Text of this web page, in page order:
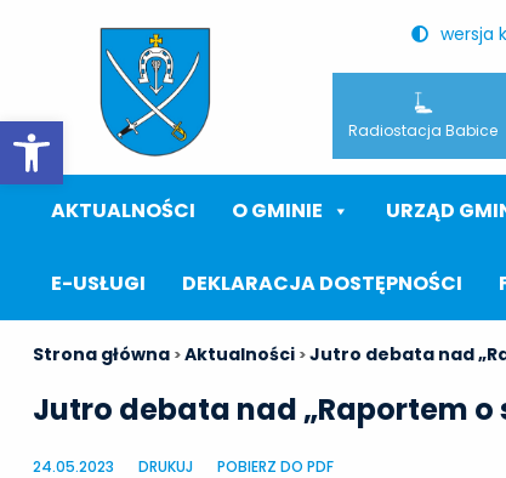
Otwórz pasek narzędzi
wersja
Radiostacja Babice
AKTUALNOŚCI O GMINIE URZĄD
E-USŁUGI DEKLARACJA DOSTĘPNOŚCI
Strona główna >Aktualności >Jutro debata nad
Jutro debata nad „Raportem o
24.05.2023 DRUKUJ POBIERZ DO PDF